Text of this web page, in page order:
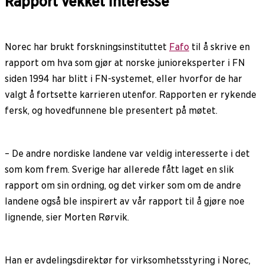
Norec har brukt forskningsinstituttet Fafo til å skrive en
rapport om hva som gjør at norske junioreksperter i FN
siden 1994 har blitt i FN-systemet, eller hvorfor de har
valgt å fortsette karrieren utenfor. Rapporten er rykende
fersk, og hovedfunnene ble presentert på møtet.
– De andre nordiske landene var veldig interesserte i det
som kom frem. Sverige har allerede fått laget en slik
rapport om sin ordning, og det virker som om de andre
landene også ble inspirert av vår rapport til å gjøre noe
lignende, sier Morten Rørvik.
Han er avdelingsdirektør for virksomhetsstyring i Norec,